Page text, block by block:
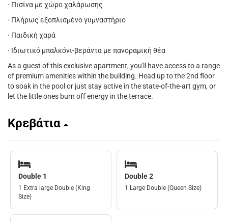
· Πισίνα με χώρο χαλάρωσης
· Πλήρως εξοπλισμένο γυμναστήριο
· Παιδική χαρά
· Ιδιωτικό μπαλκόνι-βεράντα με πανοραμική θέα
As a guest of this exclusive apartment, you'll have access to a range
of premium amenities within the building. Head up to the 2nd floor
to soak in the pool or just stay active in the state-of-the-art gym, or
let the little ones burn off energy in the terrace.
Κρεβάτια
Double 1
1 Extra large Double (King
Size)
Double 2
1 Large Double (Queen Size)